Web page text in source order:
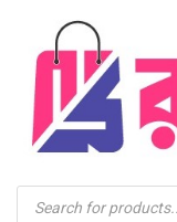
Products
search